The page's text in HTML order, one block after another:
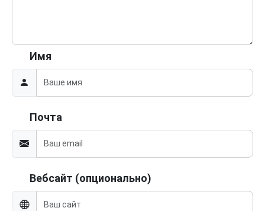
Имя
Почта
Вебсайт (опционально)